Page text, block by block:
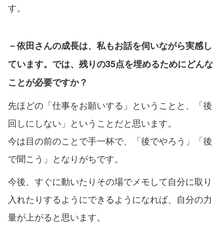
す。
－依田さんの成長は、私もお話を伺いながら実感し
ています。では、残りの35点を埋めるためにどんな
ことが必要ですか？
先ほどの「仕事をお願いする」ということと、「後
回しにしない」ということだと思います。
今は目の前のことで手一杯で、「後でやろう」「後
で聞こう」となりがちです。
今後、すぐに動いたりその場でメモして自分に取り
入れたりするようにできるようになれば、自分の力
量が上がると思います。